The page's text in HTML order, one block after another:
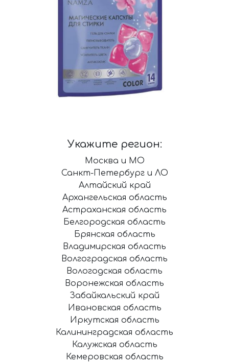
Укажите регион:
Москва и МО
Санкт-Петербург и ЛО
Алтайский край
Архангельская область
Астраханская область
Белгородская область
Брянская область
Владимирская область
Волгоградская область
Вологодская область
Воронежская область
Забайкальский край
Ивановская область
Иркутская область
Калининградская область
Калужская область
Кемеровская область